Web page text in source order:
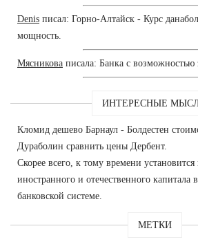
Denis писал: Горно-Алтайск - Курс
мощность.
Мясникова писала: Банка с возможностью
ИНТЕРЕСНЫЕ
Кломид дешево Барнаул - Болдестен
Дураболин сравнить цены Дербент.
Скорее всего, к тому времени
иностранного и отечественного капитала
банковской системе.
МЕТКИ